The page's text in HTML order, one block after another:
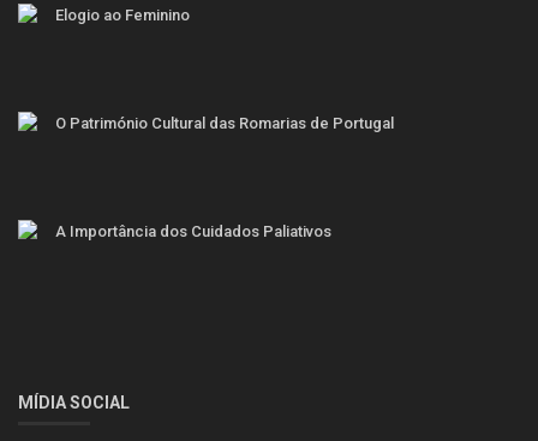
Elogio ao Feminino
O Património Cultural das Romarias de Portugal
A Importância dos Cuidados Paliativos
MÍDIA SOCIAL